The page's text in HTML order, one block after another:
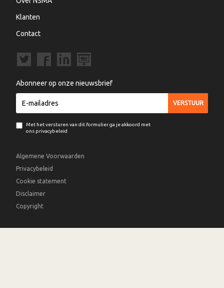
Klanten
Contact
Abonneer op onze nieuwsbrief
Met het versturen van dit formulier ga je akkoord met
ons privacybeleid
Algemene Voorwaarden
Privacybeleid
Cookie statement
Disclaimer
Copyright